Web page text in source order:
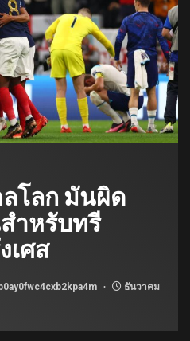
โลก มันผิด
าหรับทรี
เศส
ธันวาคม